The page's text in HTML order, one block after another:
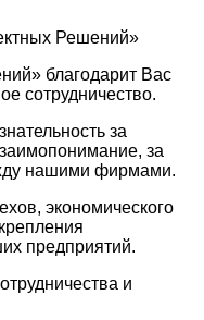
Решений»
благодарит Вас
сотрудничество.
за
за
нашими фирмами.
экономического
предприятий.
и